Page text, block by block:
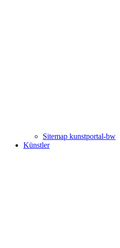
Sitemap kunstportal-bw
Künstler